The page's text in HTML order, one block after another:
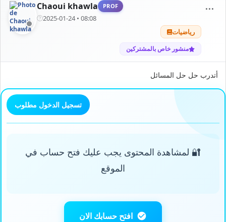
Chaoui khawla PROF
2025-01-24 • 08:08
رياضيات
منشور خاص بالمشتركين
⋯
أتدرب حل حل المسائل
تسجيل الدخول مطلوب
🔐 لمشاهدة المحتوى يجب عليك فتح حساب في
الموقع
افتح حسابك الان